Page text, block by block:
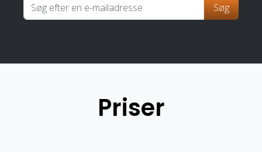
Søg
Priser